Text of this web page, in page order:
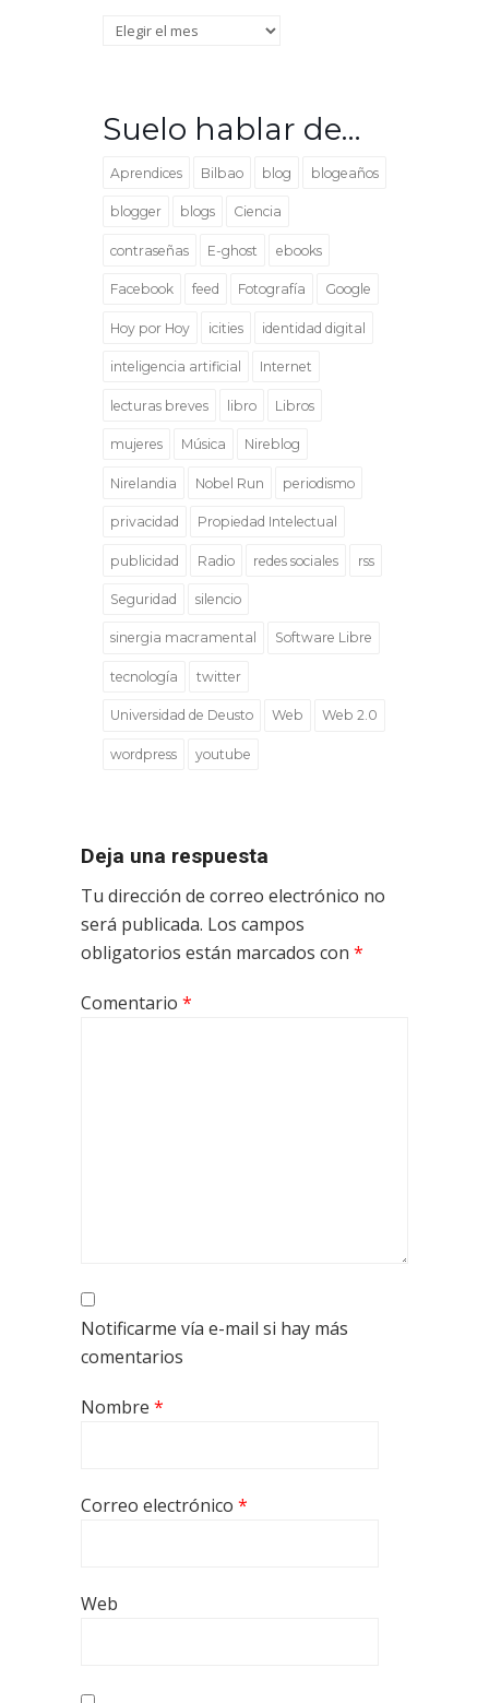
Archivo
Suelo hablar de…
Aprendices Bilbao blog blogeaños
blogger blogs Ciencia
contraseñas E-ghost ebooks
Facebook feed Fotografía Google
Hoy por Hoy icities identidad digital
inteligencia artificial Internet
lecturas breves libro Libros
mujeres Música Nireblog
Nirelandia Nobel Run periodismo
privacidad Propiedad Intelectual
publicidad Radio redes sociales rss
Seguridad silencio
sinergia macramental Software Libre
tecnología twitter
Universidad de Deusto Web Web 2.0
wordpress youtube
Deja una respuesta
Tu dirección de correo electrónico no
será publicada. Los campos
obligatorios están marcados con *
Comentario *
Notificarme vía e-mail si hay más
comentarios
Nombre *
Correo electrónico *
Web